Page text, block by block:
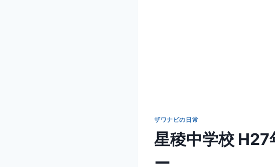
ザワナビの日常
星稜中学校 H27